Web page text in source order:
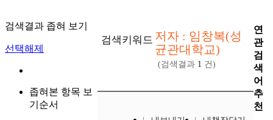
검색결과 좁혀 보기
선택해제
좁혀본 항목 보
기순서
검색키워드 저자 : 임창복(성
균관대학교)
(검색결과 1 건)
연
관
검
색
어
추
천